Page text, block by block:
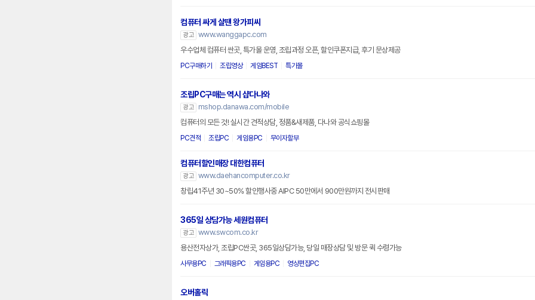
컴퓨터 싸게 살땐 왕가피씨
광고 www.wanggapc.com
우수업체 컴퓨터 싼곳, 특가몰 운영, 조립과정 오픈, 할인쿠폰지급, 후기 문상제공
PC구매하기 조립영상 게임BEST 특가몰
조립PC구매는 역시 샵다나와
광고
mshop.danawa.com/mobile
컴퓨터의 모든 것! 실시간 견적상담, 정품&새제품, 다나와 공식쇼핑몰
PC견적 조립PC 게임용PC 무이자할부
컴퓨터할인매장 대한컴퓨터
광고 www.daehancomputer.co.kr
창립41주년 30~50% 할인행사중 AIPC 50만에서 900만원까지 전시판매
365일 상담가능 세원컴퓨터
광고 www.swcom.co.kr
용산전자상가, 조립PC싼곳, 365일상담가능, 당일 매장상담 및 방문 퀵 수령가능
사무용PC 그래픽용PC 게임용PC 영상편집PC
오버홀릭